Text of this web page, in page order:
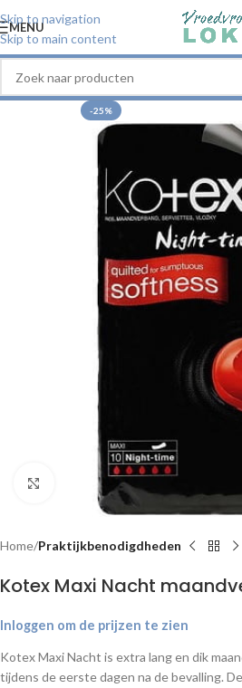
Skip to navigation
Skip to main content
MENU
-25%
Klik om te vergroten
Home Praktijkbenodigdheden
Kotex Maxi Nacht
Inloggen om de prijzen te zien
Kotex Maxi Nacht is extra lang en dik
tijdens de eerste dagen na de bevalling.